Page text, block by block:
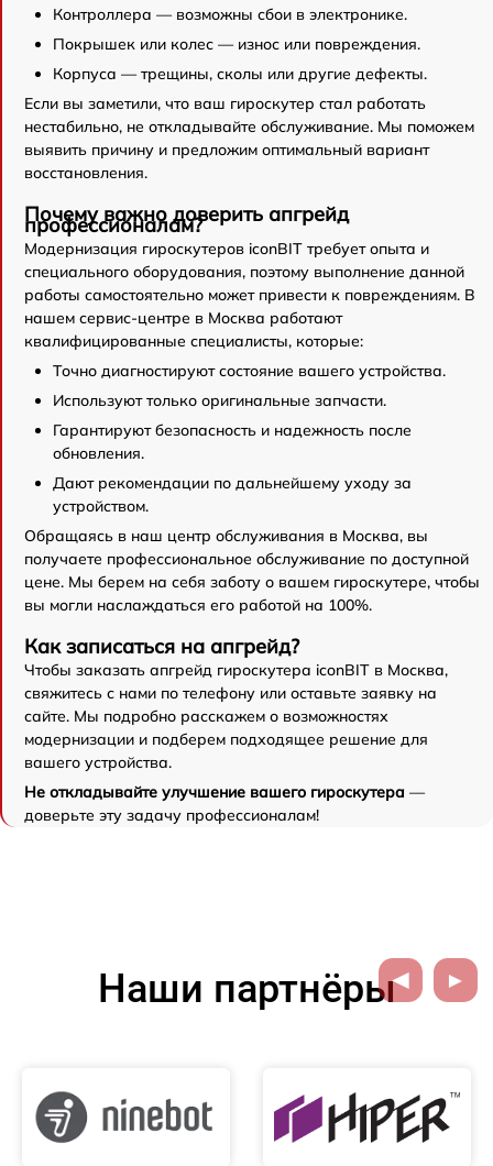
Контроллера — возможны сбои в электронике.
Покрышек или колес — износ или повреждения.
Корпуса — трещины, сколы или другие дефекты.
Если вы заметили, что ваш гироскутер стал работать
нестабильно, не откладывайте обслуживание. Мы поможем
выявить причину и предложим оптимальный вариант
восстановления.
Почему важно доверить апгрейд
профессионалам?
Модернизация гироскутеров iconBIT требует опыта и
специального оборудования, поэтому выполнение данной
работы самостоятельно может привести к повреждениям. В
нашем сервис-центре в Москва работают
квалифицированные специалисты, которые:
Точно диагностируют состояние вашего устройства.
Используют только оригинальные запчасти.
Гарантируют безопасность и надежность после
обновления.
Дают рекомендации по дальнейшему уходу за
устройством.
Обращаясь в наш центр обслуживания в Москва, вы
получаете профессиональное обслуживание по доступной
цене. Мы берем на себя заботу о вашем гироскутере, чтобы
вы могли наслаждаться его работой на 100%.
Как записаться на апгрейд?
Чтобы заказать апгрейд гироскутера iconBIT в Москва,
свяжитесь с нами по телефону или оставьте заявку на
сайте. Мы подробно расскажем о возможностях
модернизации и подберем подходящее решение для
вашего устройства.
Не откладывайте улучшение вашего гироскутера —
доверьте эту задачу профессионалам!
Наши партнёры